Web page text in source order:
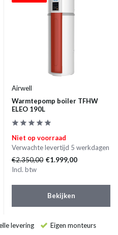
Airwell
Warmtepomp boiler TFHW
ELEO 190L
Niet op voorraad
Verwachte levertijd 5 werkdagen
€2.350,00 €1.999,00
Incl. btw
Bekijken
levering Eigen monteurs